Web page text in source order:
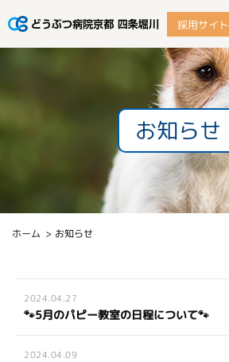
採用サイト
お知らせ
ホーム お知らせ
2024.04.27
🐾5月のパピー教室の日程について🐾
2024.04.09